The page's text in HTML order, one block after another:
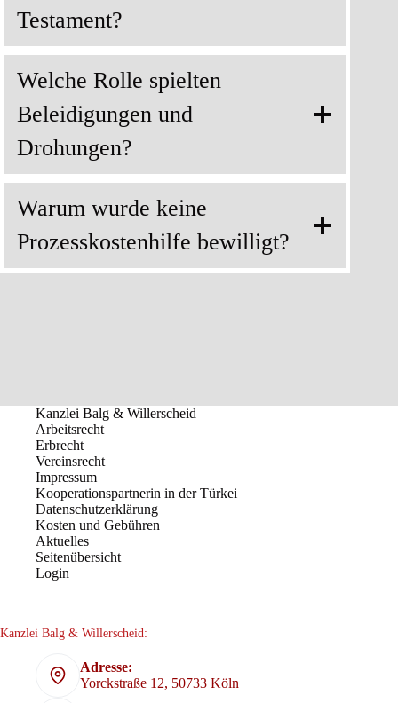
Testament?
Welche Rolle spielten
Beleidigungen und
Drohungen?
Warum wurde keine
Prozesskostenhilfe bewilligt?
Kanzlei Balg & Willerscheid
Arbeitsrecht
Erbrecht
Vereinsrecht
Impressum
Kooperationspartnerin in der Türkei
Datenschutzerklärung
Kosten und Gebühren
Aktuelles
Seitenübersicht
Login
Kanzlei Balg & Willerscheid:
Adresse:
Yorckstraße 12, 50733 Köln